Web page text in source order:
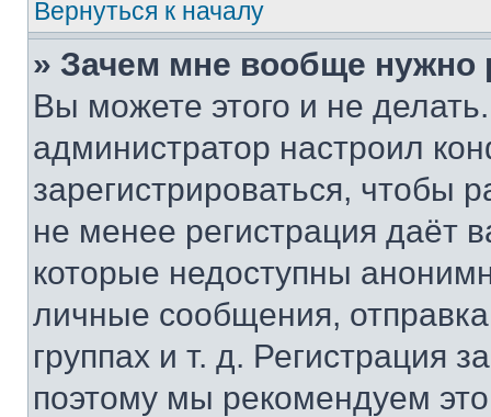
Вернуться к началу
» Зачем мне вообще нужно
Вы можете этого и не
администратор настроил
зарегистрироваться, чтобы
не менее регистрация даёт
которые недоступны
личные сообщения,
группах и т. д. Регистрация
поэтому мы рекомендуем